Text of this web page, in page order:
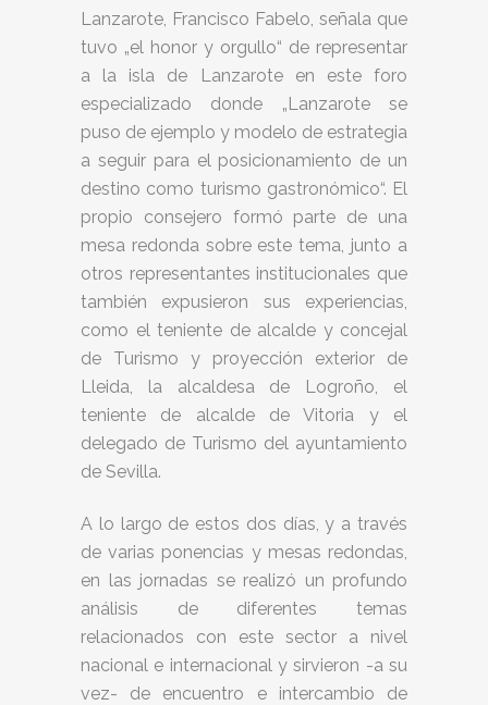
Lanzarote, Francisco Fabelo, señala que
tuvo „el honor y orgullo“ de representar
a la isla de Lanzarote en este foro
especializado donde „Lanzarote se
puso de ejemplo y modelo de estrategia
a seguir para el posicionamiento de un
destino como turismo gastronómico“. El
propio consejero formó parte de una
mesa redonda sobre este tema, junto a
otros representantes institucionales que
también expusieron sus experiencias,
como el teniente de alcalde y concejal
de Turismo y proyección exterior de
Lleida, la alcaldesa de Logroño, el
teniente de alcalde de Vitoria y el
delegado de Turismo del ayuntamiento
de Sevilla.
A lo largo de estos dos días, y a través
de varias ponencias y mesas redondas,
en las jornadas se realizó un profundo
análisis de diferentes temas
relacionados con este sector a nivel
nacional e internacional y sirvieron -a su
vez- de encuentro e intercambio de